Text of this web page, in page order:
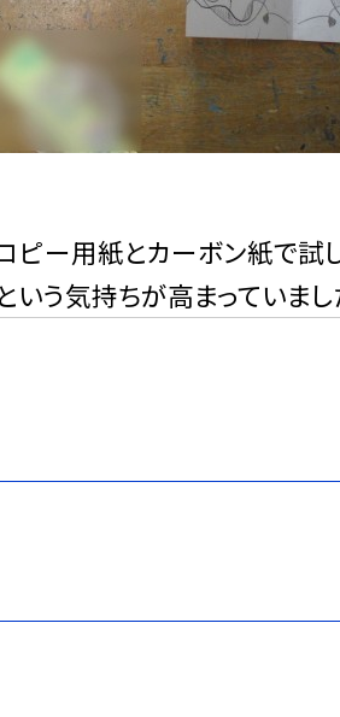
ピー用紙とカーボン紙で試
という気持ちが高まっていまし